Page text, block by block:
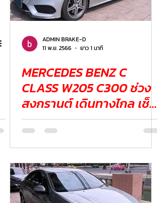
ADMIN BRAKE-D
11 พ.ย. 2566
ยาว 1 นาที
MERCEDES BENZ C
CLASS W205 C300 ช่วง
สงกรานต์ เดินทางไกล เช็ค
ระบบเบรก